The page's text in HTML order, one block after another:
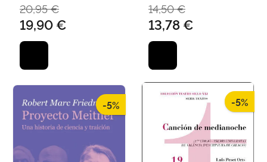
20,95 €
19,90 €
14,50 €
13,78 €
-5% -5%